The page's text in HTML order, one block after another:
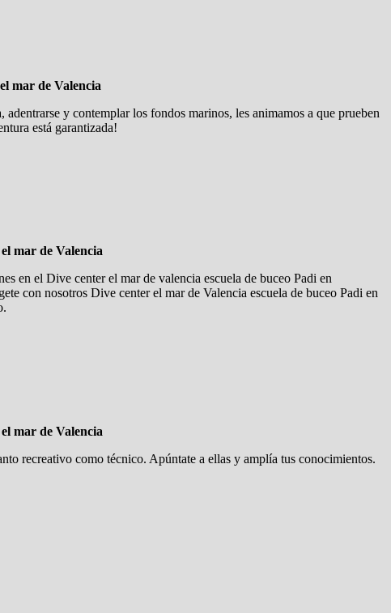
mar de Valencia
y contemplar los fondos marinos, les animamos a que prueben
está garantizada!
mar de Valencia
en el Dive center el mar de valencia escuela de buceo Padi en
con nosotros Dive center el mar de Valencia escuela de buceo Padi en
mar de Valencia
recreativo como técnico. Apúntate a ellas y amplía tus conocimientos.